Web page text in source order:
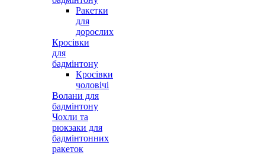
Ракетки
для
дорослих
Кросівки
для
бадмінтону
Кросівки
чоловічі
Волани для
бадмінтону
Чохли та
рюкзаки для
бадмінтонних
ракеток